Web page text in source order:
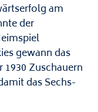
am
der
gewann das
Zuschauern
das Sechs-